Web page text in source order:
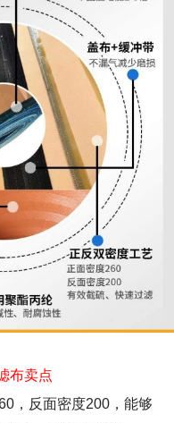
布卖点
，反面密度200，能够